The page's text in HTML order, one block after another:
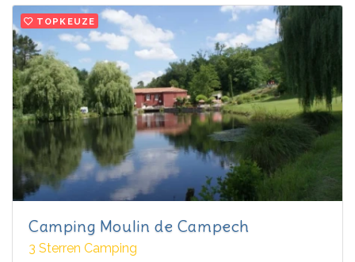
TOPKEUZE
Camping Moulin de Campech
3 Sterren Camping